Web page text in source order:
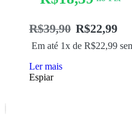
R$39,90 R$22,99
Em até 1x de R$22,99
Ler mais
Espiar